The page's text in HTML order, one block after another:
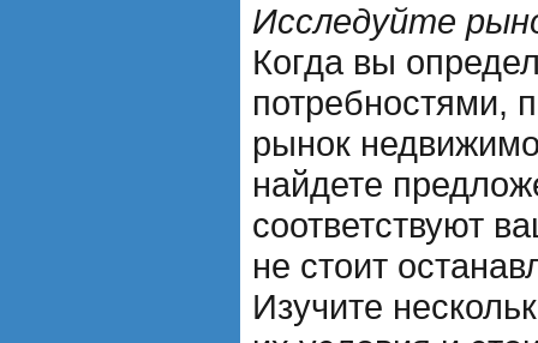
Исследуйте
Когда вы
потребностями,
рынок
найдете
соответствуют
не стоит
Изучите